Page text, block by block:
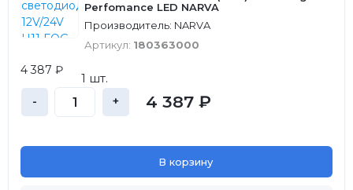
Perfomance LED NARVA
Производитель: NARVA
Артикул: 180363000
4 387 ₽
1 шт.
- + 4 387 ₽
В корзину